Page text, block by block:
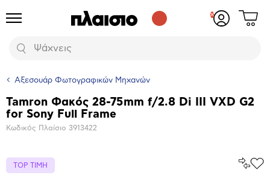
Προϊόντα
Αναζήτηση
Δες
Αξεσουάρ Φωτογραφικών Μηχανών
Βασικά
χαρακτηριστικά
Tamron Φακός 28-75mm f/2.8 Di III VXD G2
for Sony Full Frame
Κωδικός Πλαίσιο 3913422
TOP ΤΙΜΗ